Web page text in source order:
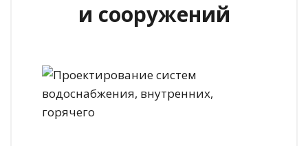
и сооружений